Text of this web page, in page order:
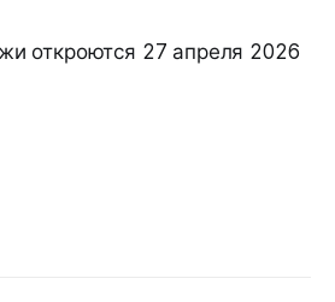
откроются 27 апреля 2026